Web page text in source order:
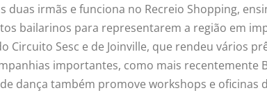
duas irmãs e funciona no Recreio Shopping,
bailarinos para representarem a região em
Circuito Sesc e de Joinville, que rendeu vários
importantes, como mais recentemente
dança também promove workshops e oficinas